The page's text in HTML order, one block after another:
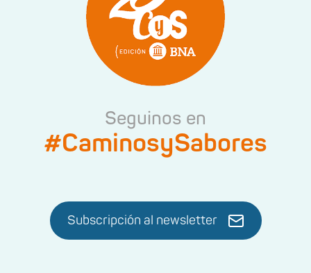
Seguinos en
#CaminosySabores
Subscripción al newsletter